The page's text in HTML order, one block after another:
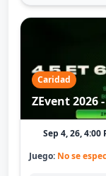
Caridad
ZEvent 2026
Sep 4, 26, 4:00
Juego: No se